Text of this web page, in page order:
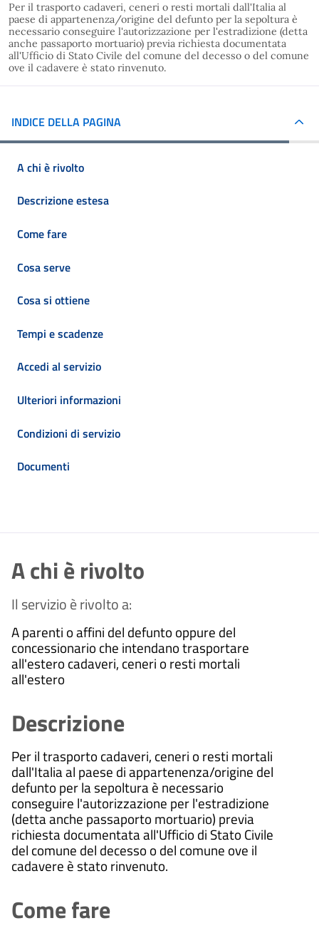
Per il trasporto cadaveri, ceneri o resti mortali dall'Italia al
paese di appartenenza/origine del defunto per la sepoltura è
necessario conseguire l'autorizzazione per l'estradizione (detta
anche passaporto mortuario) previa richiesta documentata
all'Ufficio di Stato Civile del comune del decesso o del comune
ove il cadavere è stato rinvenuto.
INDICE DELLA PAGINA
A chi è rivolto
Descrizione estesa
Come fare
Cosa serve
Cosa si ottiene
Tempi e scadenze
Accedi al servizio
Ulteriori informazioni
Condizioni di servizio
Documenti
A chi è rivolto
Il servizio è rivolto a:
A parenti o affini del defunto oppure del
concessionario che intendano trasportare
all'estero cadaveri, ceneri o resti mortali
all'estero
Descrizione
Per il trasporto cadaveri, ceneri o resti mortali
dall'Italia al paese di appartenenza/origine del
defunto per la sepoltura è necessario
conseguire l'autorizzazione per l'estradizione
(detta anche passaporto mortuario) previa
richiesta documentata all'Ufficio di Stato Civile
del comune del decesso o del comune ove il
cadavere è stato rinvenuto.
Come fare